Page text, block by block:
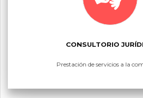
CONSULTORIO
Prestación de servicios a la